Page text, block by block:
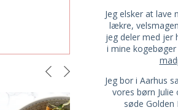
Jeg elsker at lave
lækre,
jeg deler med jer
i mine kogebøger
Jeg bor i Aarhus
vores børn Julie
søde Golden